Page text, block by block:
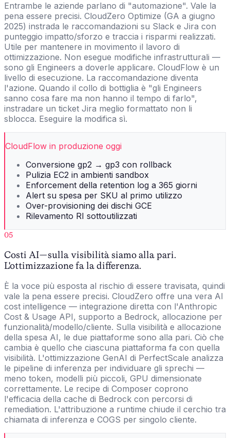
Entrambe le aziende parlano di "automazione". Vale la
pena essere precisi. CloudZero Optimize (GA a giugno
2025) instrada le raccomandazioni su Slack e Jira con
punteggio impatto/sforzo e traccia i risparmi realizzati.
Utile per mantenere in movimento il lavoro di
ottimizzazione. Non esegue modifiche infrastrutturali —
sono gli Engineers a doverle applicare. CloudFlow è un
livello di esecuzione. La raccomandazione diventa
l'azione. Quando il collo di bottiglia è "gli Engineers
sanno cosa fare ma non hanno il tempo di farlo",
instradare un ticket Jira meglio formattato non li
sblocca. Eseguire la modifica sì.
CloudFlow in produzione oggi
Conversione gp2 → gp3 con rollback
Pulizia EC2 in ambienti sandbox
Enforcement della retention log a 365 giorni
Alert su spesa per SKU al primo utilizzo
Over-provisioning dei dischi GCE
Rilevamento RI sottoutilizzati
05
Costi AI — sulla visibilità siamo alla pari.
L'ottimizzazione fa la differenza.
È la voce più esposta al rischio di essere travisata, quindi
vale la pena essere precisi. CloudZero offre una vera AI
cost intelligence — integrazione diretta con l'Anthropic
Cost & Usage API, supporto a Bedrock, allocazione per
funzionalità/modello/cliente. Sulla visibilità e allocazione
della spesa AI, le due piattaforme sono alla pari. Ciò che
cambia è quello che ciascuna piattaforma fa con quella
visibilità. L'ottimizzazione GenAI di PerfectScale analizza
le pipeline di inferenza per individuare gli sprechi —
meno token, modelli più piccoli, GPU dimensionate
correttamente. Le recipe di Composer coprono
l'efficacia della cache di Bedrock con percorsi di
remediation. L'attribuzione a runtime chiude il cerchio tra
chiamata di inferenza e COGS per singolo cliente.